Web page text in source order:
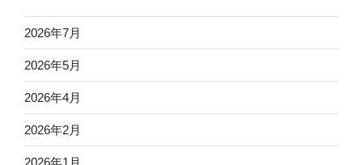
2026年7月
2026年5月
2026年4月
2026年2月
2026年1月